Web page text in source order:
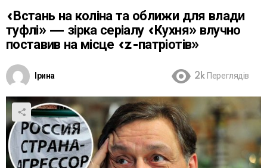
«Встань на коліна та оближи для влади
туфлі» — зірка серіалу «Кухня» влучно
поставив на місце «z-патріотів»
Ірина 2k Переглядів